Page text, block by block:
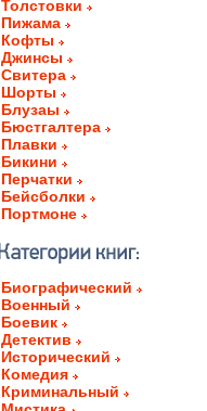
Толстовки
Пижама
Кофты
Джинсы
Свитера
Шорты
Блузаы
Бюстгалтера
Плавки
Бикини
Перчатки
Бейсболки
Портмоне
Биографический
Военный
Боевик
Детектив
Исторический
Комедия
Криминальный